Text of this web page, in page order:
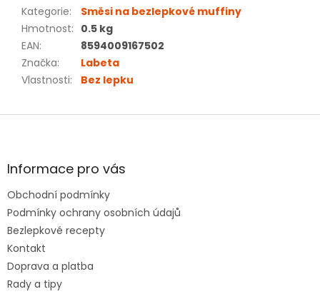
Kategorie:
Směsi na bezlepkové muffiny
Hmotnost: 0.5 kg
EAN:
8594009167502
Značka:
Labeta
Vlastnosti: Bez lepku
Z
aInformace pro vás
Obchodní podmínky
Podmínky ochrany osobních údajů
Bezlepkové recepty
Kontakt
Doprava a platba
Rady a tipy